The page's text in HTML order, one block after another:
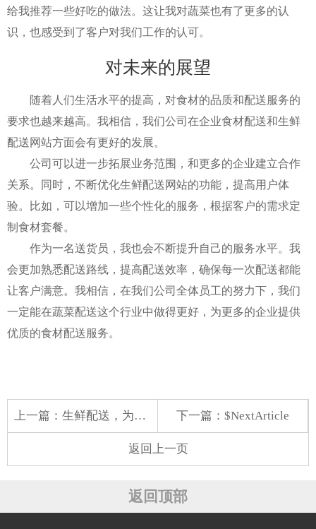
给我推荐一些好吃的做法。这让我对蔬菜也有了更多的认
识，也感受到了客户对我们工作的认可。
对未来的展望
随着人们生活水平的提高，对食材的品质和配送服务的
要求也越来越高。我相信，我们公司在企业食材配送和生鲜
配送网站方面会有更好的发展。
公司可以进一步拓展业务范围，和更多的企业建立合作
关系。同时，不断优化生鲜配送网站的功能，提高用户体
验。比如，可以增加一些个性化的服务，根据客户的需求定
制食材套餐。
作为一名送货员，我也会不断提升自己的服务水平。我
会更加熟悉配送路线，提高配送效率，确保每一次配送都能
让客户满意。我相信，在我们公司全体员工的努力下，我们
一定能在蔬菜配送这个行业中做得更好，为更多的企业提供
优质的食材配送服务。
上一篇： 生鲜配送，为工厂生产助力 下一篇：$NextArticle
返回上一页
返回顶部